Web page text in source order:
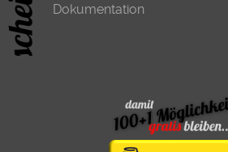
Dokumentation